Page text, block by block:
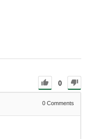
0
0 Comments